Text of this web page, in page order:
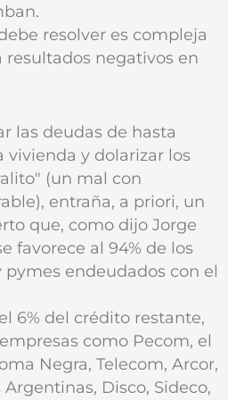
resolver es compleja
resultados negativos en
las deudas de hasta
vivienda y dolarizar los
(un mal con
entraña, a priori, un
que, como dijo Jorge
favorece al 94% de los
pymes endeudados con el
6% del crédito restante,
como Pecom, el
Negra, Telecom, Arcor,
Disco, Sideco,